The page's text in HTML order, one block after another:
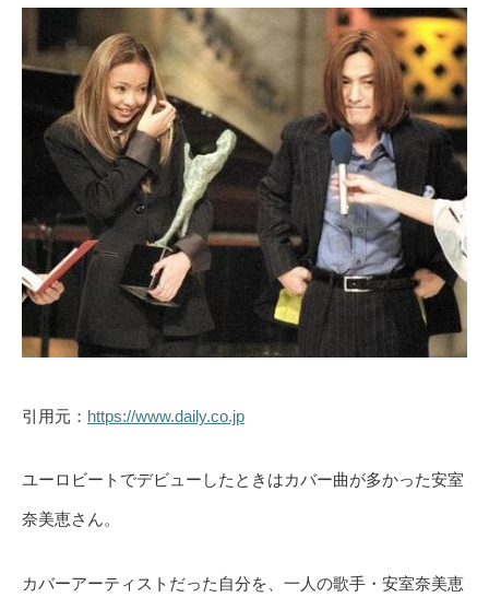
引用元： https://www.daily.co.jp
ユーロビートでデビューしたときはカバー曲が多かった安室
奈美恵さん。
カバーアーティストだった自分を、一人の歌手・安室奈美恵